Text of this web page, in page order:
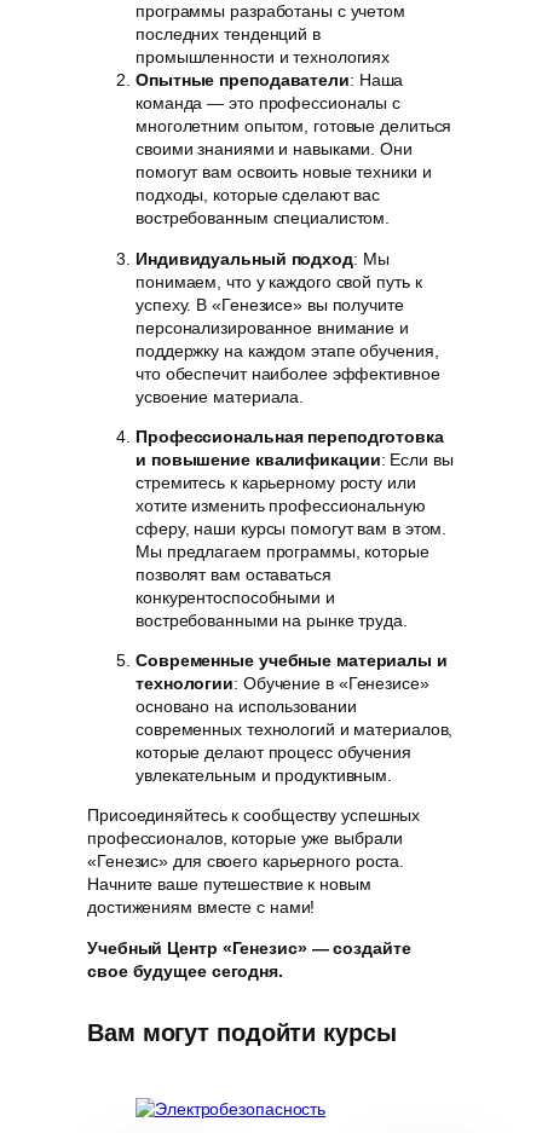
программы разработаны с учетом
последних тенденций в
промышленности и технологиях
Опытные преподаватели: Наша
команда — это профессионалы с
многолетним опытом, готовые делиться
своими знаниями и навыками. Они
помогут вам освоить новые техники и
подходы, которые сделают вас
востребованным специалистом.
Индивидуальный подход: Мы
понимаем, что у каждого свой путь к
успеху. В «Генезисе» вы получите
персонализированное внимание и
поддержку на каждом этапе обучения,
что обеспечит наиболее эффективное
усвоение материала.
Профессиональная переподготовка
и повышение квалификации: Если вы
стремитесь к карьерному росту или
хотите изменить профессиональную
сферу, наши курсы помогут вам в этом.
Мы предлагаем программы, которые
позволят вам оставаться
конкурентоспособными и
востребованными на рынке труда.
Современные учебные материалы и
технологии: Обучение в «Генезисе»
основано на использовании
современных технологий и материалов,
которые делают процесс обучения
увлекательным и продуктивным.
Присоединяйтесь к сообществу успешных
профессионалов, которые уже выбрали
«Генезис» для своего карьерного роста.
Начните ваше путешествие к новым
достижениям вместе с нами!
Учебный Центр «Генезис» — создайте
свое будущее сегодня.
Вам могут подойти курсы